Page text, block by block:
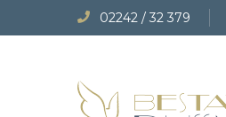
02242 / 32 379